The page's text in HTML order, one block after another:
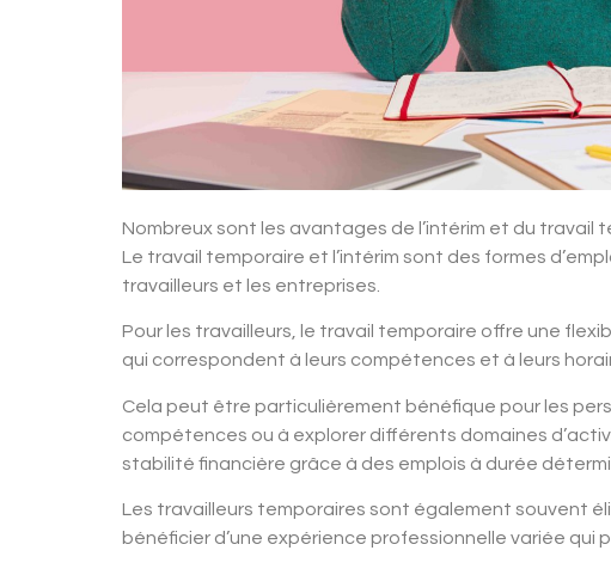
Nombreux sont les avantages de l’intérim et du travail
Le travail temporaire et l’intérim sont des formes
travailleurs et les entreprises.
Pour les travailleurs, le travail temporaire offre une
qui correspondent à leurs compétences et à leurs
Cela peut être particulièrement bénéfique pour les
compétences ou à explorer différents domaines
stabilité financière grâce à des emplois à durée
Les travailleurs temporaires sont également souvent
bénéficier d’une expérience professionnelle variée qui